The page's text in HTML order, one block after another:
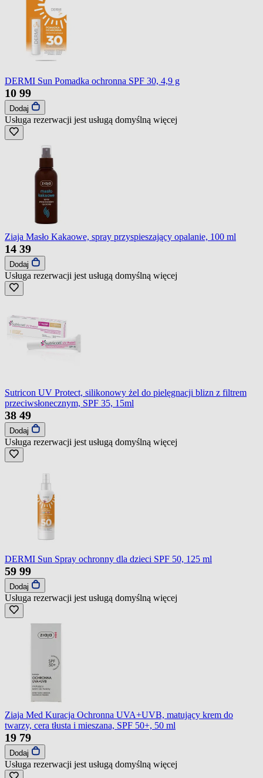
DERMI Sun Pomadka ochronna SPF 30, 4,9 g
10 99
Dodaj
Usługa rezerwacji jest usługą domyślną więcej
Ziaja Masło Kakaowe, spray przyspieszający opalanie, 100 ml
14 39
Dodaj
Usługa rezerwacji jest usługą domyślną więcej
Sutricon UV Protect, silikonowy żel do pielęgnacji blizn z filtrem
przeciwsłonecznym, SPF 35, 15ml
38 49
Dodaj
Usługa rezerwacji jest usługą domyślną więcej
DERMI Sun Spray ochronny dla dzieci SPF 50, 125 ml
59 99
Dodaj
Usługa rezerwacji jest usługą domyślną więcej
Ziaja Med Kuracja Ochronna UVA+UVB, matujący krem do
twarzy, cera tłusta i mieszana, SPF 50+, 50 ml
19 79
Dodaj
Usługa rezerwacji jest usługą domyślną więcej